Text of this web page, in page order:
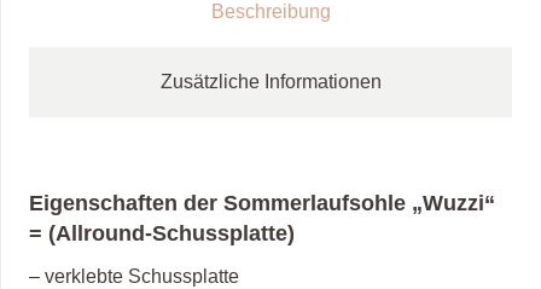
Beschreibung
Zusätzliche Informationen
Eigenschaften der Sommerlaufsohle „Wuzzi“
= (Allround-Schussplatte)
– verklebte Schussplatte